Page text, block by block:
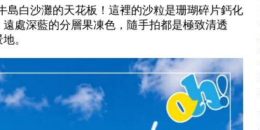
島白沙灘的天花板！這裡的沙粒是珊瑚碎片鈣化
處深藍的分層果凍色，隨手拍都是極致清透
。